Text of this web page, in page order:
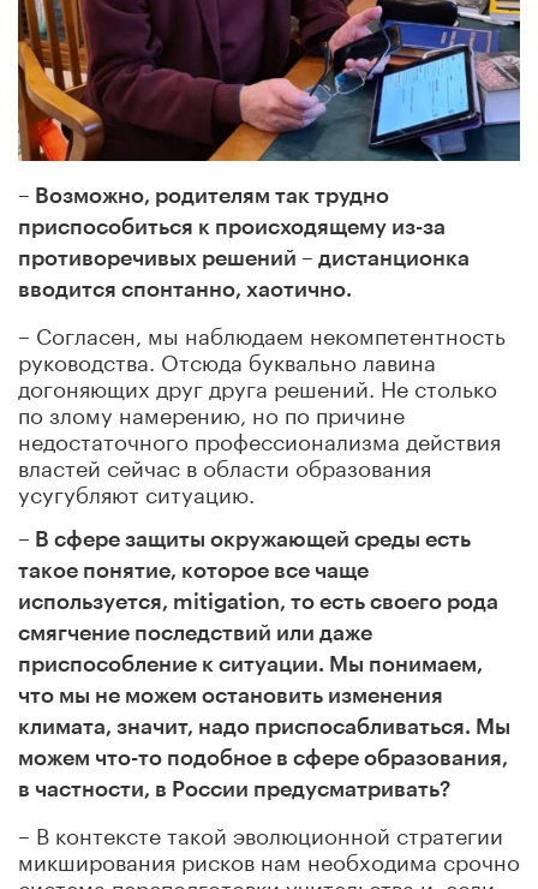
– Возможно, родителям так трудно
приспособиться к происходящему из-за
противоречивых решений – дистанционка
вводится спонтанно, хаотично.
– Согласен, мы наблюдаем некомпетентность
руководства. Отсюда буквально лавина
догоняющих друг друга решений. Не столько
по злому намерению, но по причине
недостаточного профессионализма действия
властей сейчас в области образования
усугубляют ситуацию.
– В сфере защиты окружающей среды есть
такое понятие, которое все чаще
используется, mitigation, то есть своего рода
смягчение последствий или даже
приспособление к ситуации. Мы понимаем,
что мы не можем остановить изменения
климата, значит, надо приспосабливаться. Мы
можем что-то подобное в сфере образования,
в частности, в России предусматривать?
– В контексте такой эволюционной стратегии
микширования рисков нам необходима срочно